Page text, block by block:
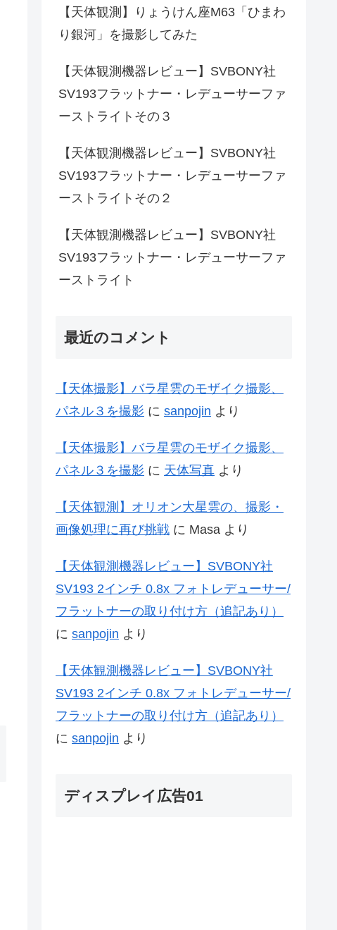
【天体観測】りょうけん座M63「ひまわ
り銀河」を撮影してみた
【天体観測機器レビュー】SVBONY社
SV193フラットナー・レデューサーファ
ーストライトその３
【天体観測機器レビュー】SVBONY社
SV193フラットナー・レデューサーファ
ーストライトその２
【天体観測機器レビュー】SVBONY社
SV193フラットナー・レデューサーファ
ーストライト
最近のコメント
【天体撮影】バラ星雲のモザイク撮影、
パネル３を撮影 に sanpojin より
【天体撮影】バラ星雲のモザイク撮影、
パネル３を撮影 に 天体写真 より
【天体観測】オリオン大星雲の、撮影・
画像処理に再び挑戦 に Masa より
【天体観測機器レビュー】SVBONY社
SV193 2インチ 0.8x フォトレデューサー/
フラットナーの取り付け方（追記あり）
に sanpojin より
【天体観測機器レビュー】SVBONY社
SV193 2インチ 0.8x フォトレデューサー/
フラットナーの取り付け方（追記あり）
に sanpojin より
ディスプレイ広告01